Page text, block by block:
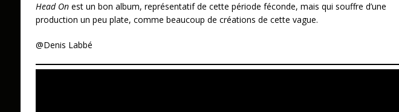
Head Onest un bon album, représentatif de cette période féconde, mais qui souffre d’une
production un peu plate, comme beaucoup de créations de cette vague.
@Denis Labbé